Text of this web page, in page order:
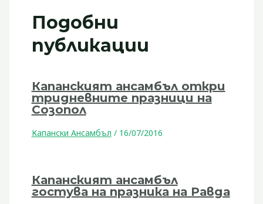
Подобни
публикации
Капанският ансамбъл откри
тридневните празници на
Созопол
Капански Ансамбъл / 16/07/2016
Капанският ансамбъл
гостува на празника на Равда